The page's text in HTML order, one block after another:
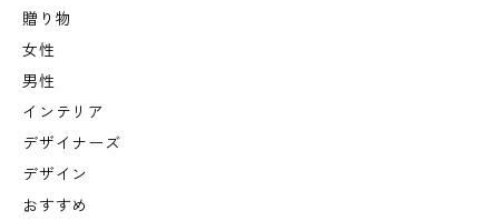
贈り物
女性
男性
インテリア
デザイナーズ
デザイン
おすすめ